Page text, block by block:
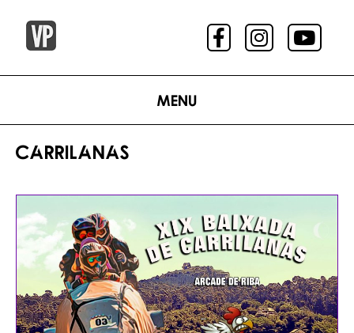
Menu
CARRILANAS